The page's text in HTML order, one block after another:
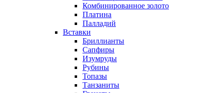
Комбинированное золото
Платина
Палладий
Вставки
Бриллианты
Сапфиры
Изумруды
Рубины
Топазы
Танзаниты